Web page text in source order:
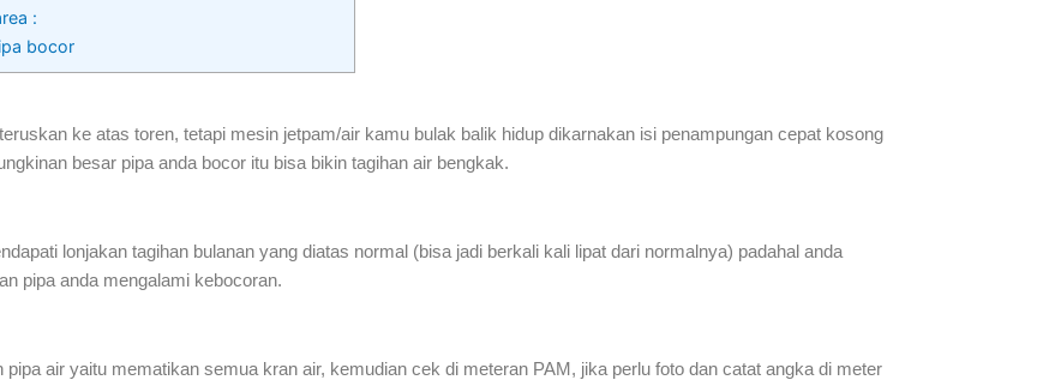
:
bocor
ke atas toren, tetapi mesin jetpam/air kamu bulak balik hidup dikarnakan isi penampungan cepat kosong
besar pipa anda bocor itu bisa bikin tagihan air bengkak.
lonjakan tagihan bulanan yang diatas normal (bisa jadi berkali kali lipat dari normalnya) padahal anda
pipa anda mengalami kebocoran.
air yaitu mematikan semua kran air, kemudian cek di meteran PAM, jika perlu foto dan catat angka di meter